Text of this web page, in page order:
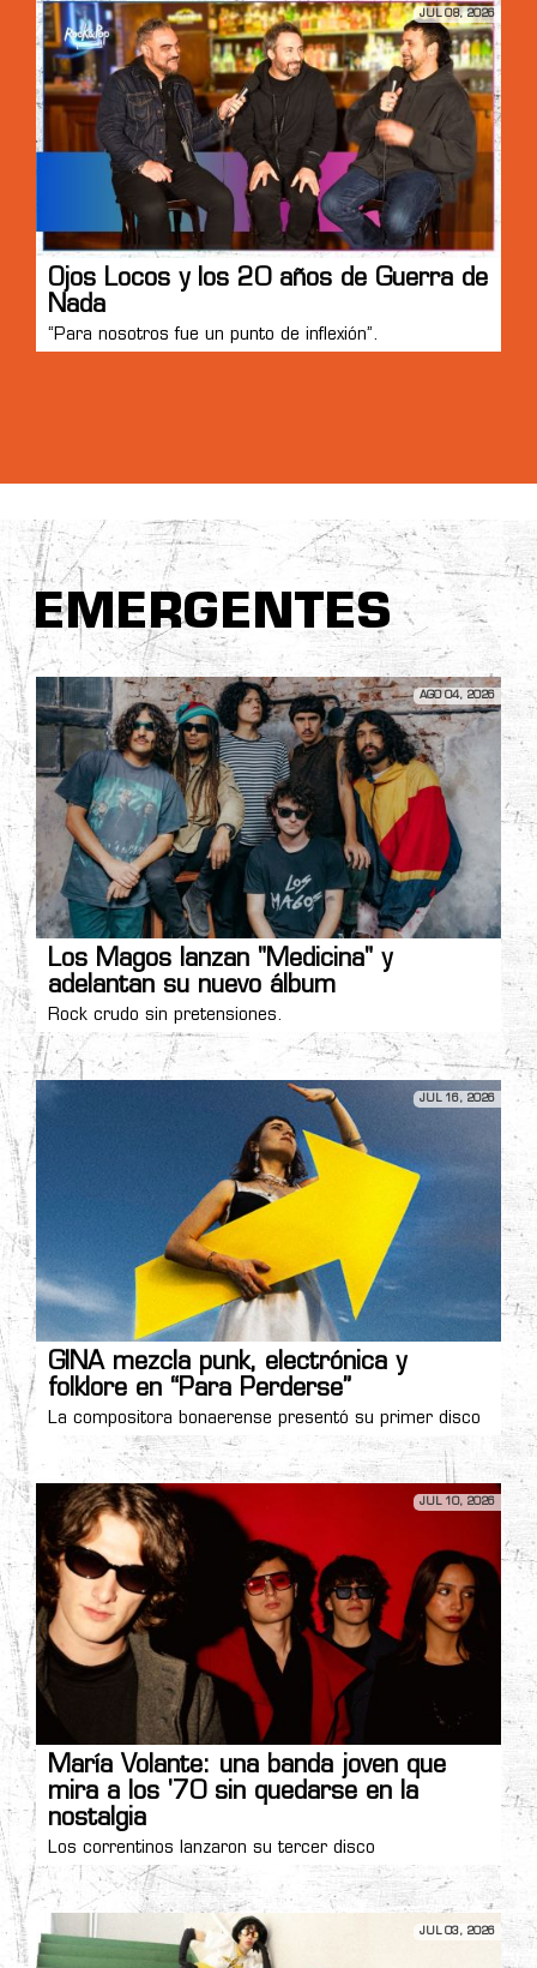
JUL 08, 2026
Ojos Locos y los 20 años de Guerra de
Nada
“Para nosotros fue un punto de inflexión”.
EMERGENTES
AGO 04, 2026
Los Magos lanzan "Medicina" y
adelantan su nuevo álbum
Rock crudo sin pretensiones.
JUL 16, 2026
GINA mezcla punk, electrónica y
folklore en “Para Perderse”
La compositora bonaerense presentó su primer disco
JUL 10, 2026
María Volante: una banda joven que
mira a los '70 sin quedarse en la
nostalgia
Los correntinos lanzaron su tercer disco
JUL 03, 2026